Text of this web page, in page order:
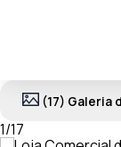
(17) Galeria
1/17